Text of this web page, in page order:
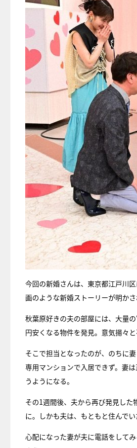
今回の新婚さんは、東京都江戸川
画のような新婚ストーリーが明かさ
秋葉原好きの夫の部屋には、大量
円安くなる物件を発見。意気揚々と
そこで担当となったのが、のちに
専用マンションで入居できず。妻
うようになる。
その1週間後、夫から再び発見し
に。しかも夫は、もともと住んで
心配になった妻が夫に電話をして